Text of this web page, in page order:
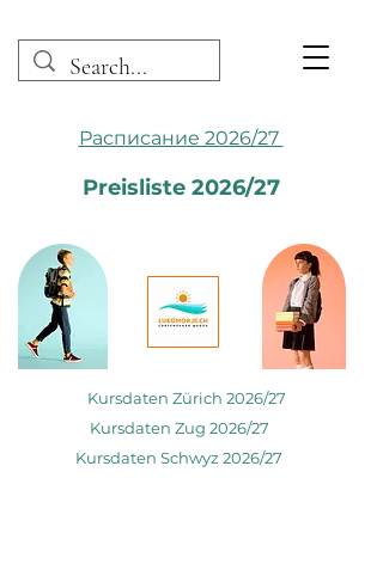
Расписание 2026/27
Preisliste 2026/27
Kursdaten Zürich 2026/27
Kursdaten Zug 2026/27
Kursdaten Schwyz 2026/27